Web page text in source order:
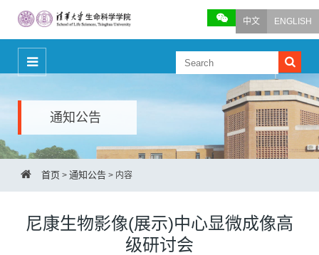
中文 ENGLISH
通知公告
首页 > 通知公告 > 内容
尼康生物影像(展示)中心显微成像高
级研讨会